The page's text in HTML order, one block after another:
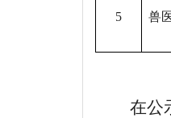
5 兽
在公